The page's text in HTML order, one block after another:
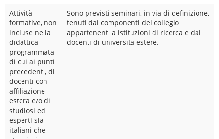
Attività
formative, non
incluse nella
didattica
programmata
di cui ai punti
precedenti, di
docenti con
affiliazione
estera e/o di
studiosi ed
esperti sia
italiani che
Sono previsti seminari, in via di definizione,
tenuti dai componenti del collegio
appartenenti a istituzioni di ricerca e dai
docenti di università estere.